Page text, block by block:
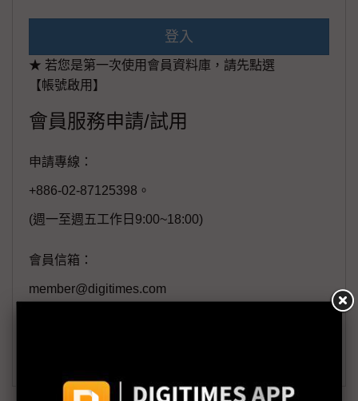
登入
★ 若您是第一次使用會員資料庫，請先點選
【帳號啟用】
會員服務申請/試用
申請專線：
+886-02-87125398。
(週一至週五工作日9:00~18:00)
會員信箱：
member@digitimes.com